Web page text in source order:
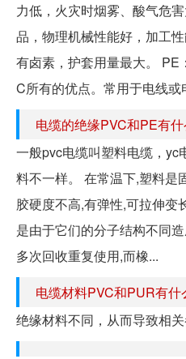
力低，火灾时烟雾、酸气危
品，物理机械性能好，加工
有卤素，护套用量最大。
C所有的优点。常用于电线或
电缆的绝缘PVC和PE有什
一般pvc电缆叫塑料电缆，yc
料不一样。 在常温下,塑料是
胶硬度不高,有弹性,可拉伸变
是由于它们的分子结构不同
多次回收重复使用,而橡...
电缆材料PVC和PUR有什
绝缘材料不同，从而导致相关